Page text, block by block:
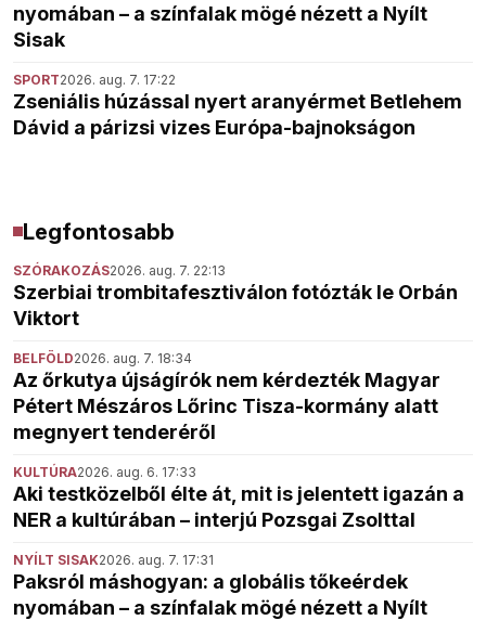
nyomában – a színfalak mögé nézett a Nyílt
Sisak
SPORT2026. aug. 7. 17:22
Zseniális húzással nyert aranyérmet Betlehem
Dávid a párizsi vizes Európa-bajnokságon
Legfontosabb
SZÓRAKOZÁS2026. aug. 7. 22:13
Szerbiai trombitafesztiválon fotózták le Orbán
Viktort
BELFÖLD2026. aug. 7. 18:34
Az őrkutya újságírók nem kérdezték Magyar
Pétert Mészáros Lőrinc Tisza-kormány alatt
megnyert tenderéről
KULTÚRA2026. aug. 6. 17:33
Aki testközelből élte át, mit is jelentett igazán a
NER a kultúrában – interjú Pozsgai Zsolttal
NYÍLT SISAK2026. aug. 7. 17:31
Paksról máshogyan: a globális tőkeérdek
nyomában – a színfalak mögé nézett a Nyílt